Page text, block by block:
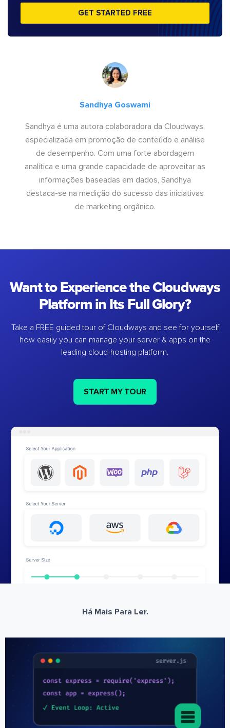
GET STARTED FREE
Sandhya Goswami
Sandhya é uma autora colaboradora da Cloudways,
especializada em promoção de conteúdo e análise
de desempenho. Com uma forte abordagem
analítica e uma grande capacidade de aproveitar as
informações baseadas em dados, Sandhya
destaca-se na medição do sucesso das iniciativas
de marketing orgânico.
Want to Experience the Cloudways
Platform in Its Full Glory?
Take a FREE guided tour of Cloudways and see for yourself
how easily you can manage your server & apps on the
leading cloud-hosting platform.
START MY TOUR
Há Mais Para Ler.